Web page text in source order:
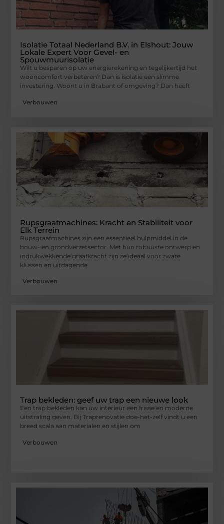
Isolatie Totaal Nederland B.V. in Elshout: Jouw
Lokale Expert Voor Gevel- en
Spouwmuurisolatie
Wilt u besparen op uw energierekening en tegelijkertijd het
wooncomfort verbeteren? Dan is isolatie een slimme
investering. Woont u in Brabant of omgeving? Dan heeft
Verbouwen
Rupsgraafmachines: Kracht en Stabiliteit voor
Elk Terrein
Rupsgraafmachines zijn een essentieel hulpmiddel in de
bouw- en grondverzetsector. Met hun robuuste ontwerp en
indrukwekkende graafkracht zijn ze ideaal voor zware
klussen en uitdagende
Verbouwen
Trap bekleden: geef uw trap een nieuwe look
Een trap bekleden kan uw interieur een frisse en moderne
uitstraling geven. Bij Traprenovatie doe-het-zelf vindt u een
breed scala aan materialen en stijlen om
Verbouwen